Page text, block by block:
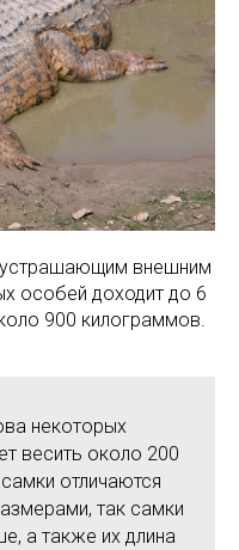
устрашающим внешним
особей доходит до 6
900 килограммов.
некоторых
весить около 200
отличаются
так самки
а также их длина